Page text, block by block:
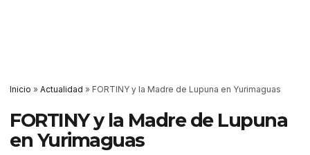
Inicio » Actualidad » FORTINY y la Madre de Lupuna en Yurimaguas
FORTINY y la Madre de Lupuna
en Yurimaguas